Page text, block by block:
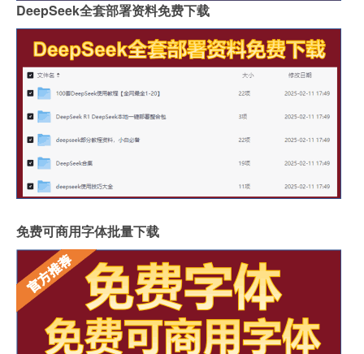
DeepSeek全套部署资料免费下载
免费可商用字体批量下载